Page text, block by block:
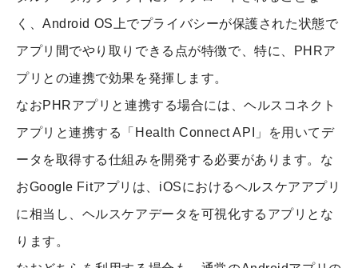
く、Android OS上でプライバシーが保護された状態で
アプリ間でやり取りできる点が特徴で、特に、PHRア
プリとの連携で効果を発揮します。
なおPHRアプリと連携する場合には、ヘルスコネクト
アプリと連携する「Health Connect API」を用いてデ
ータを取得する仕組みを開発する必要があります。な
おGoogle Fitアプリは、iOSにおけるヘルスケアアプリ
に相当し、ヘルスケアデータを可視化するアプリとな
ります。